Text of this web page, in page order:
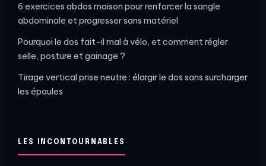
6 exercices abdos maison pour renforcer la sangle
abdominale et progresser sans matériel
Pourquoi le dos fait-il mal à vélo, et comment régler
selle, posture et gainage ?
Tirage vertical prise neutre : élargir le dos sans surcharger
les épaules
LES INCONTOURNABLES